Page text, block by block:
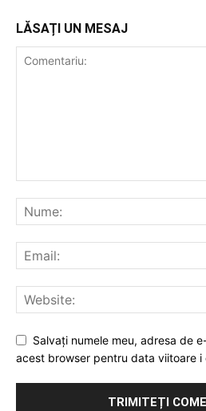
LĂSAȚI UN MESAJ
Salvați numele meu, adresa de
acest browser pentru data viitoare i